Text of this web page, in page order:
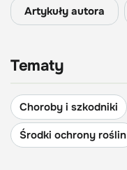
Artykuły autora
Tematy
Choroby i szkodniki
Środki ochrony roślin